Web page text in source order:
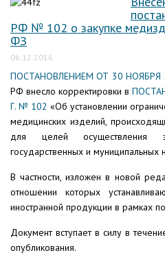
РФ № 102 о закупке
ФЗ
06.12.2016
ПОСТАНОВЛЕНИЕМ ОТ 30 НОЯБРЯ
РФ внесло корректировки в
Г. № 102 «Об установлении
медицинских изделий,
для целей осуществления
государственных и муниципальных
В частности, изложен в новой
отношении которых
иностранной продукции в рамках
Документ вступает в силу в
опубликования.